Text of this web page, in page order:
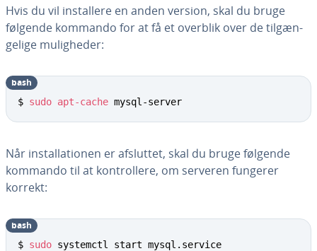
Hvis du vil in­stal­le­re en anden version, skal du bruge
følgende kommando for at få et overblik over de til­gæn­
ge­li­ge mu­lig­he­der:
$ sudo apt-cache mysql-server
bash
Når in­stal­la­tio­nen er afsluttet, skal du bruge følgende
kommando til at kon­trol­le­re, om serveren fungerer
korrekt:
$ sudo systemctl start mysql.service
bash